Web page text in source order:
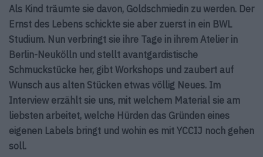
Als Kind träumte sie davon, Goldschmiedin zu werden. Der
Ernst des Lebens schickte sie aber zuerst in ein BWL
Studium. Nun verbringt sie ihre Tage in ihrem Atelier in
Berlin-Neukölln und stellt avantgardistische
Schmuckstücke her, gibt Workshops und zaubert auf
Wunsch aus alten Stücken etwas völlig Neues. Im
Interview erzählt sie uns, mit welchem Material sie am
liebsten arbeitet, welche Hürden das Gründen eines
eigenen Labels bringt und wohin es mit YCCIJ noch gehen
soll.